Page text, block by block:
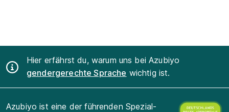
Hier erfährst du, warum uns bei Azubiyo
gendergerechte Sprache wichtig ist.
Azubiyo ist eine der führenden Spezial-